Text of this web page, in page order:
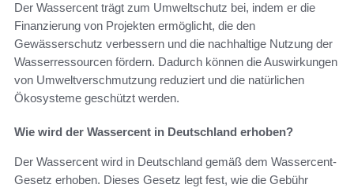
Der Wassercent trägt zum Umweltschutz bei, indem er die
Finanzierung von Projekten ermöglicht, die den
Gewässerschutz verbessern und die nachhaltige Nutzung der
Wasserressourcen fördern. Dadurch können die Auswirkungen
von Umweltverschmutzung reduziert und die natürlichen
Ökosysteme geschützt werden.
Wie wird der Wassercent in Deutschland erhoben?
Der Wassercent wird in Deutschland gemäß dem Wassercent-
Gesetz erhoben. Dieses Gesetz legt fest, wie die Gebühr